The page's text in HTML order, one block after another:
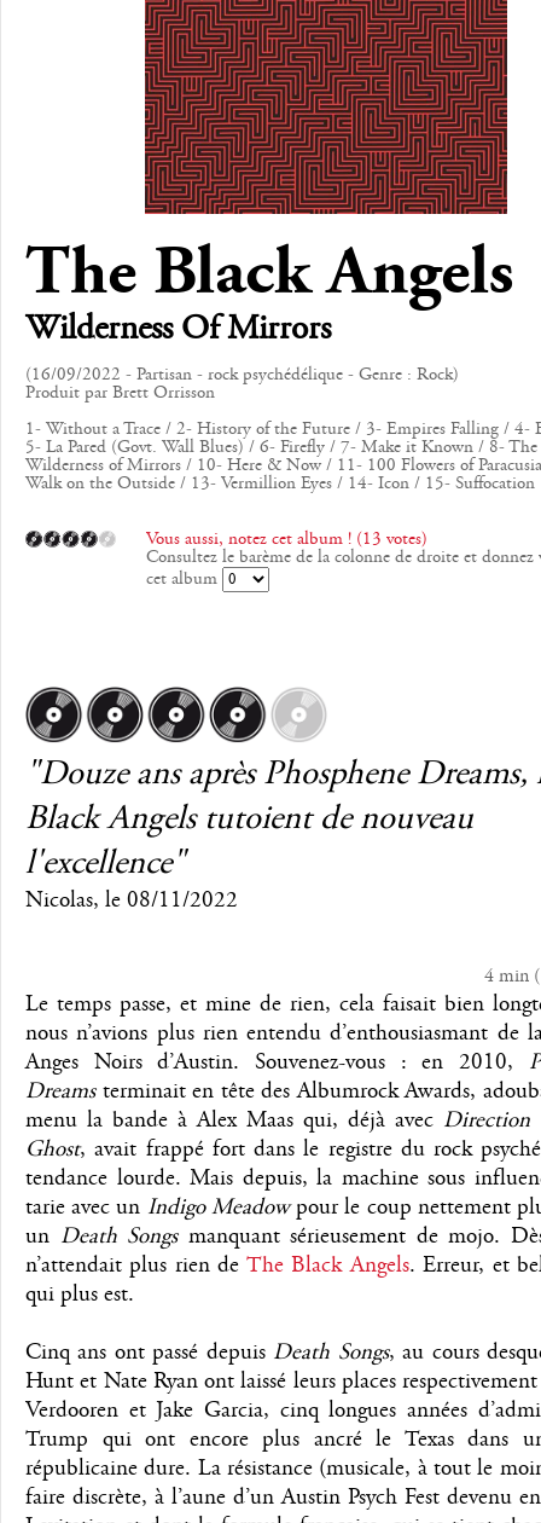
The Black Angels
Wilderness Of Mirrors
(16/09/2022 - Partisan - rock psychédélique - Genre : Rock)
Produit par Brett Orrisson
1- Without a Trace / 2- History of the Future / 3- Empires Falling / 4-
5- La Pared (Govt. Wall Blues) / 6- Firefly / 7- Make it Known / 8-
Wilderness of Mirrors / 10- Here & Now / 11- 100 Flowers of
Walk on the Outside / 13- Vermillion Eyes / 14- Icon / 15- Suffocation
Vous aussi, notez cet album ! (13 votes)
Consultez le barème de la colonne de droite et donnez
cet album
"Douze ans après Phosphene Dreams,
Black Angels tutoient de nouveau
l'excellence"
Nicolas, le 08/11/2022
4 min(
Le temps passe, et mine de rien, cela faisait bien
nous n’avions plus rien entendu d’enthousiasmant de
Anges Noirs d’Austin. Souvenez-vous : en 2010,
Dreamsterminait en tête des Albumrock Awards,
menu la bande à Alex Maas qui, déjà avec Direction
Ghost, avait frappé fort dans le registre du rock
tendance lourde. Mais depuis, la machine sous
tarie avec un Indigo Meadowpour le coup nettement
un Death Songsmanquant sérieusement de mojo.
n’attendait plus rien de The Black Angels. Erreur, et
qui plus est.
Cinq ans ont passé depuis Death Songs, au cours
Hunt et Nate Ryan ont laissé leurs places
Verdooren et Jake Garcia, cinq longues années
Trump qui ont encore plus ancré le Texas dans
républicaine dure. La résistance (musicale, à tout le
faire discrète, à l’aune d’un Austin Psych Fest devenu